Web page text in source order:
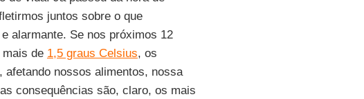
juntos sobre o que
alarmante. Se nos próximos 12
mais de 1,5 graus Celsius, os
nossos alimentos, nossa
consequências são, claro, os mais